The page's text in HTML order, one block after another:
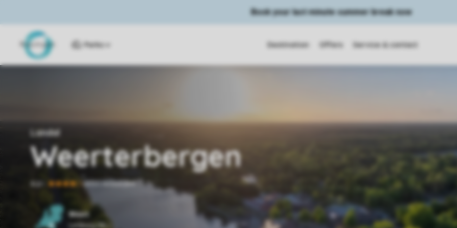
Book your last minute summer break now
Parks Destination Offers Service & contact